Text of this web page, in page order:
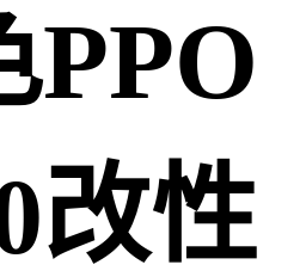
PPO
改性